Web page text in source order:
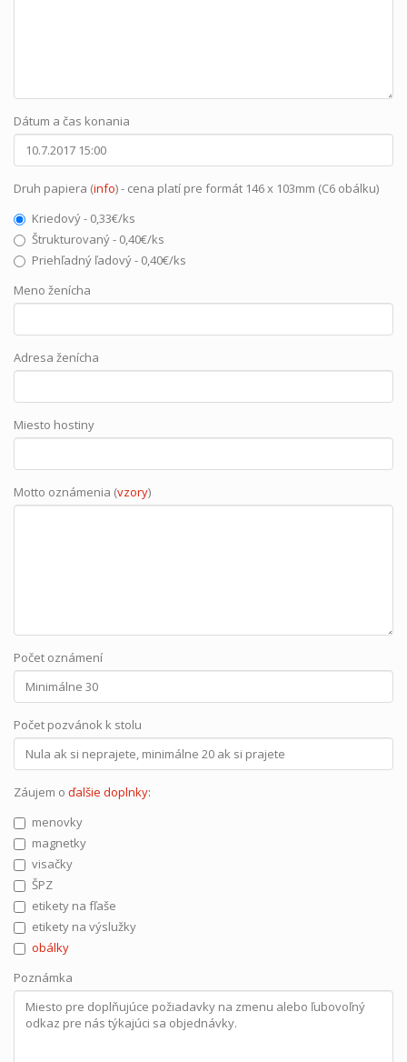
Dátum a čas konania
Druh papiera (info) - cena platí pre formát 146 x 103mm (C6 obálku)
Kriedový - 0,33€/ks
Štrukturovaný - 0,40€/ks
Priehľadný ľadový - 0,40€/ks
Meno ženícha
Adresa ženícha
Miesto hostiny
Motto oznámenia (vzory)
Počet oznámení
Počet pozvánok k stolu
Záujem o ďalšie doplnky:
menovky
magnetky
visačky
ŠPZ
etikety na fľaše
etikety na výslužky
obálky
Poznámka